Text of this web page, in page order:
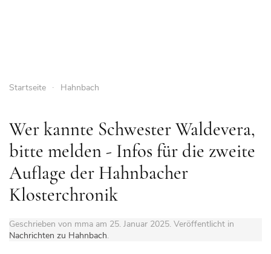
Startseite Hahnbach
Wer kannte Schwester Waldevera,
bitte melden - Infos für die zweite
Auflage der Hahnbacher
Klosterchronik
Geschrieben von mma am 25. Januar 2025. Veröffentlicht in
Nachrichten zu Hahnbach.